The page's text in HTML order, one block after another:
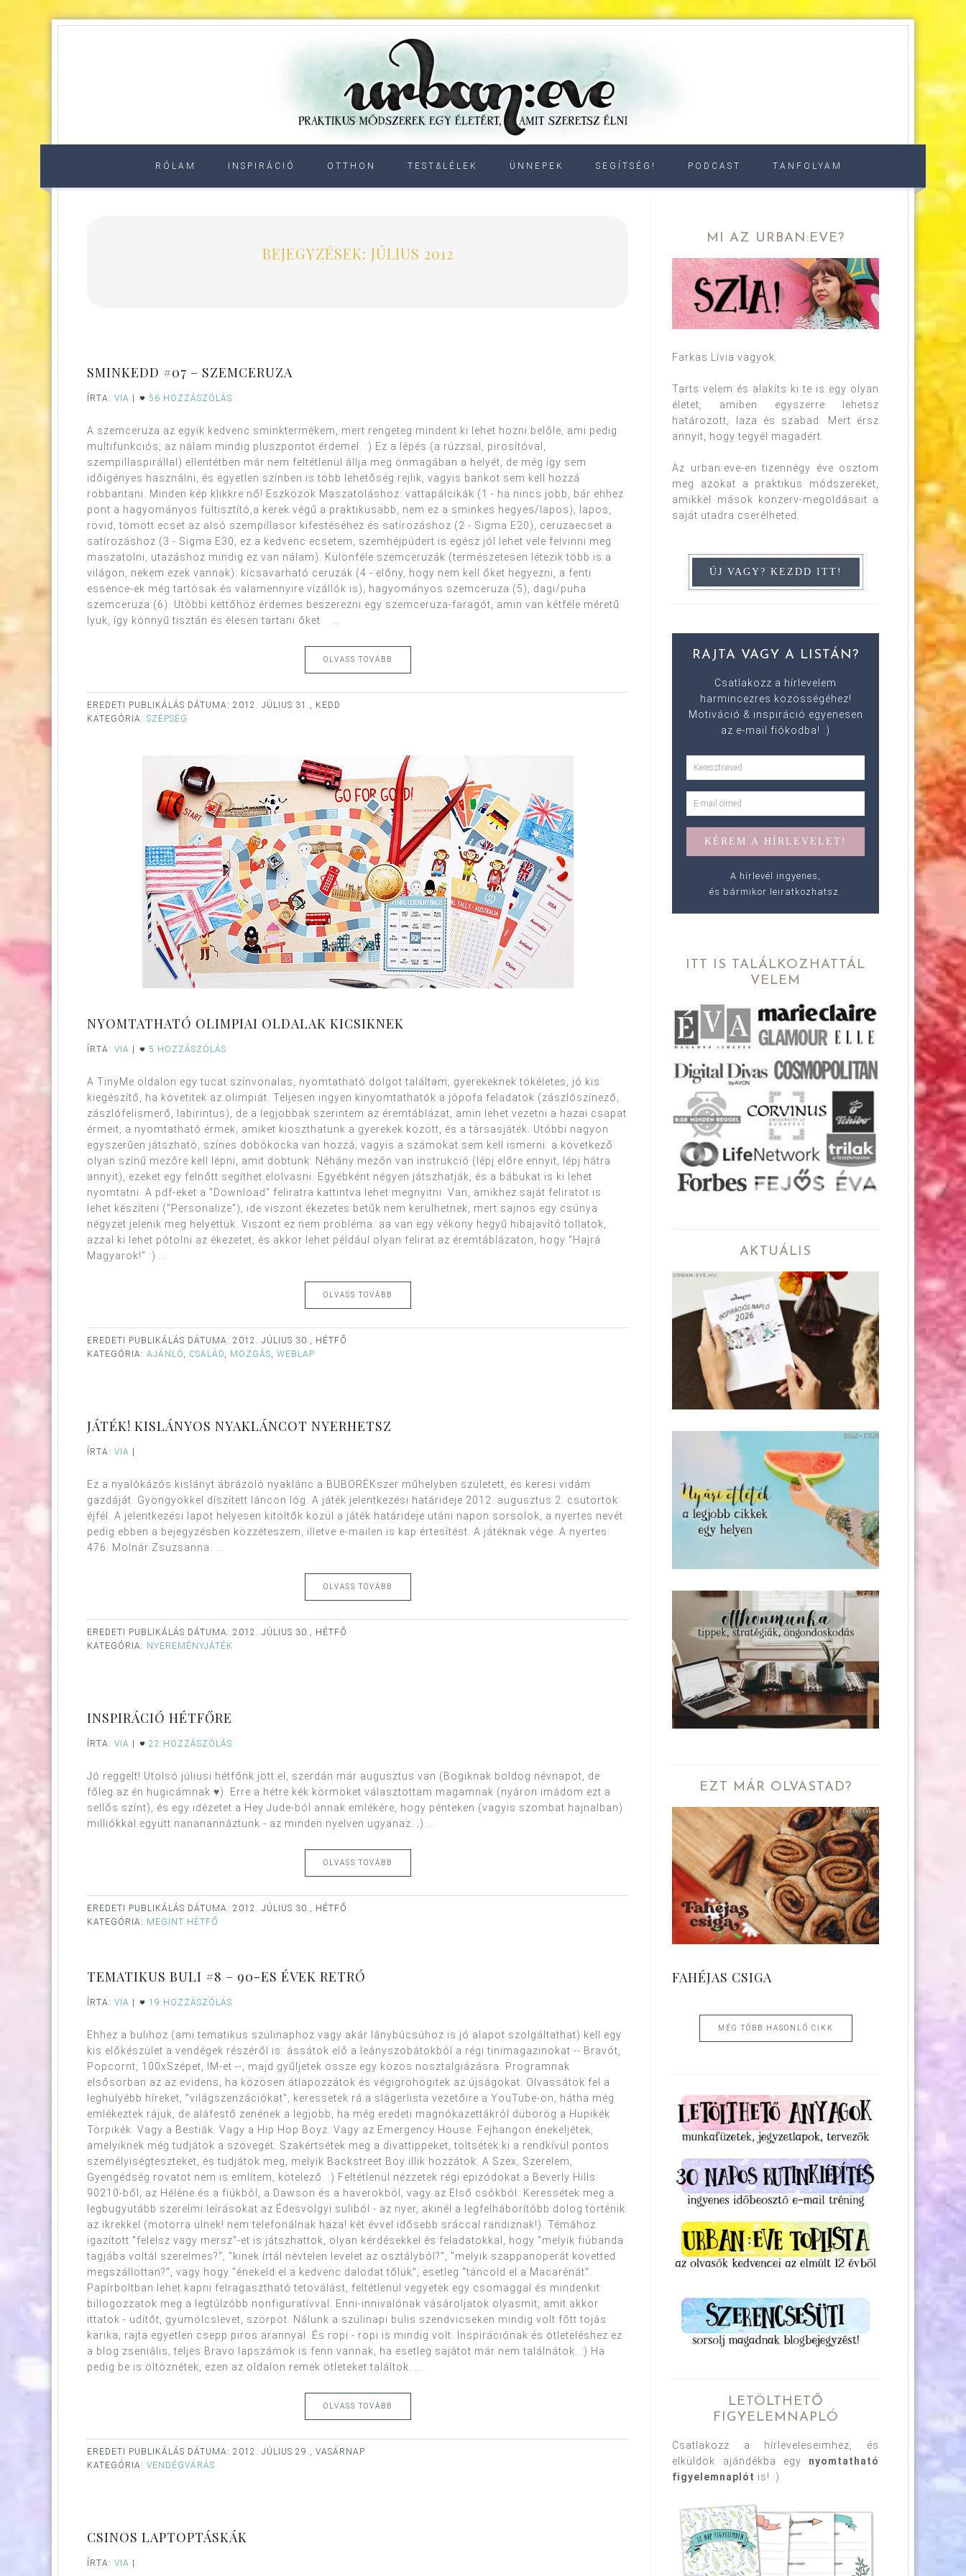
RÓLAM INSPIRÁCIÓ OTTHON TEST&LÉLEK ÜNNEPEK SEGÍTSÉG! PODCAST TANFOLYAM
BEJEGYZÉSEK: JÚLIUS 2012
SMINKEDD #07 – SZEMCERUZA
ÍRTA: VIA 56 HOZZÁSZÓLÁS
A szemceruza az egyik kedvenc sminktermékem, mert rengeteg mindent ki lehet hozni belőle, ami pedig
multifunkciós, az nálam mindig pluszpontot érdemel. :) Ez a lépés (a rúzzsal, pirosítóval,
szempillaspirállal) ellentétben már nem feltétlenül állja meg önmagában a helyét, de még így sem
időigényes használni, és egyetlen színben is több lehetőség rejlik, vagyis bankot sem kell hozzá
robbantani. Minden kép klikkre nő! Eszközök Maszatoláshoz: vattapálcikák (1 - ha nincs jobb, bár ehhez
pont a hagyományos fültisztító,a kerek végű a praktikusabb, nem ez a sminkes hegyes/lapos), lapos,
rövid, tömött ecset az alsó szempillasor kifestéséhez és satírozáshoz (2 - Sigma E20), ceruzaecset a
satírozáshoz (3 - Sigma E30, ez a kedvenc ecsetem, szemhéjpúdert is egész jól lehet vele felvinni meg
maszatolni, utazáshoz mindig ez van nálam). Különféle szemceruzák (természetesen létezik több is a
világon, nekem ezek vannak): kicsavarható ceruzák (4 - előny, hogy nem kell őket hegyezni, a fenti
essence-ek még tartósak és valamennyire vízállók is), hagyományos szemceruza (5), dagi/puha
szemceruza (6). Utóbbi kettőhöz érdemes beszerezni egy szemceruza-faragót, amin van kétféle méretű
lyuk, így könnyű tisztán és élesen tartani őket. ...
OLVASS TOVÁBB
EREDETI PUBLIKÁLÁS DÁTUMA: 2012. JÚLIUS 31., KEDD
KATEGÓRIA: SZÉPSÉG
NYOMTATHATÓ OLIMPIAI OLDALAK KICSIKNEK
ÍRTA: VIA 5 HOZZÁSZÓLÁS
A TinyMe oldalon egy tucat színvonalas, nyomtatható dolgot találtam, gyerekeknek tökéletes, jó kis
kiegészítő, ha követitek az olimpiát. Teljesen ingyen kinyomtathatók a jópofa feladatok (zászlószínező,
zászlófelismerő, labirintus), de a legjobbak szerintem az éremtáblázat, amin lehet vezetni a hazai csapat
érmeit, a nyomtatható érmek, amiket kioszthatunk a gyerekek között, és a társasjáték. Utóbbi nagyon
egyszerűen játszható, színes dobókocka van hozzá, vagyis a számokat sem kell ismerni: a következő
olyan színű mezőre kell lépni, amit dobtunk. Néhány mezőn van instrukció (lépj előre ennyit, lépj hátra
annyit), ezeket egy felnőtt segíthet elolvasni. Egyébként négyen játszhatják, és a bábukat is ki lehet
nyomtatni. A pdf-eket a "Download" feliratra kattintva lehet megnyitni. Van, amikhez saját feliratot is
lehet készíteni ("Personalize"), ide viszont ékezetes betűk nem kerülhetnek, mert sajnos egy csúnya
négyzet jelenik meg helyettük. Viszont ez nem probléma: aa van egy vékony hegyű hibajavító tollatok,
azzal ki lehet pótolni az ékezetet, és akkor lehet például olyan felirat az éremtáblázaton, hogy "Hajrá
Magyarok!" :) ...
OLVASS TOVÁBB
EREDETI PUBLIKÁLÁS DÁTUMA: 2012. JÚLIUS 30., HÉTFŐ
KATEGÓRIA: AJÁNLÓ, CSALÁD, MOZGÁS, WEBLAP
JÁTÉK! KISLÁNYOS NYAKLÁNCOT NYERHETSZ
ÍRTA: VIA
Ez a nyalókázós kislányt ábrázoló nyaklánc a BUBORÉKszer műhelyben született, és keresi vidám
gazdáját. Gyöngyökkel díszített láncon lóg. A játék jelentkezési határideje 2012. augusztus 2. csütörtök
éjfél. A jelentkezési lapot helyesen kitöltők közül a játék határideje utáni napon sorsolok, a nyertes nevét
pedig ebben a bejegyzésben közzéteszem, illetve e-mailen is kap értesítést. A játéknak vége. A nyertes:
476. Molnár Zsuzsanna. ...
OLVASS TOVÁBB
EREDETI PUBLIKÁLÁS DÁTUMA: 2012. JÚLIUS 30., HÉTFŐ
KATEGÓRIA: NYEREMÉNYJÁTÉK
INSPIRÁCIÓ HÉTFŐRE
ÍRTA: VIA 22 HOZZÁSZÓLÁS
Jó reggelt! Utolsó júliusi hétfőnk jött el, szerdán már augusztus van (Bogiknak boldog névnapot, de
főleg az én hugicámnak ♥). Erre a hétre kék körmöket választottam magamnak (nyáron imádom ezt a
sellős színt), és egy idézetet a Hey Jude-ból annak emlékére, hogy pénteken (vagyis szombat hajnalban)
milliókkal együtt nananannáztunk - az minden nyelven ugyanaz. ;) ...
OLVASS TOVÁBB
EREDETI PUBLIKÁLÁS DÁTUMA: 2012. JÚLIUS 30., HÉTFŐ
KATEGÓRIA: MEGINT HÉTFŐ
TEMATIKUS BULI #8 – 90-ES ÉVEK RETRÓ
ÍRTA: VIA 19 HOZZÁSZÓLÁS
Ehhez a bulihoz (ami tematikus szülinaphoz vagy akár lánybúcsúhoz is jó alapot szolgáltathat) kell egy
kis előkészület a vendégek részéről is: ássátok elő a leányszobátokból a régi tinimagazinokat -- Bravót,
Popcornt, 100xSzépet, IM-et --, majd gyűljetek össze egy közös nosztalgiázásra. Programnak
elsősorban az az evidens, ha közösen átlapozzátok és végigröhögitek az újságokat. Olvassátok fel a
leghülyébb híreket, "világszenzációkat", keressetek rá a slágerlista vezetőire a YouTube-on, hátha még
emlékeztek rájuk, de aláfestő zenének a legjobb, ha még eredeti magnókazettákról dübörög a Hupikék
Törpikék. Vagy a Bestiák. Vagy a Hip Hop Boyz. Vagy az Emergency House. Fejhangon énekeljétek,
amelyiknek még tudjátok a szövegét. Szakértsétek meg a divattippeket, töltsétek ki a rendkívül pontos
személyiségteszteket, és tudjátok meg, melyik Backstreet Boy illik hozzátok. A Szex, Szerelem,
Gyengédség rovatot nem is említem, kötelező. :) Feltétlenül nézzetek régi epizódokat a Beverly Hills
90210-ből, az Hélène és a fiúkból, a Dawson és a haverokból, vagy az Első csókból. Keressétek meg a
legbugyutább szerelmi leírásokat az Édesvölgyi suliból - az nyer, akinél a legfelháborítóbb dolog történik
az ikrekkel (motorra ülnek! nem telefonálnak haza! két évvel idősebb sráccal randiznak!). Témához
igazított "felelsz vagy mersz"-et is játszhattok, olyan kérdésekkel és feladatokkal, hogy "melyik fiúbanda
tagjába voltál szerelmes?", "kinek írtál névtelen levelet az osztályból?", "melyik szappanoperát követted
megszállottan?", vagy hogy "énekeld el a kedvenc dalodat tőlük", esetleg "táncold el a Macarénát".
Papírboltban lehet kapni felragasztható tetoválást, feltétlenül vegyetek egy csomaggal és mindenkit
billogozzatok meg a legtúlzóbb nonfiguratívval. Enni-innivalónak vásároljatok olyasmit, amit akkor
ittatok - üdítőt, gyümölcslevet, szörpöt. Nálunk a szülinapi bulis szendvicseken mindig volt főtt tojás
karika, rajta egyetlen csepp piros arannyal. És ropi - ropi is mindig volt. Inspirációnak és ötleteléshez ez
a blog zseniális, teljes Bravo lapszámok is fenn vannak, ha esetleg sajátot már nem találnátok. :) Ha
pedig be is öltöznétek, ezen az oldalon remek ötleteket találtok. ...
OLVASS TOVÁBB
EREDETI PUBLIKÁLÁS DÁTUMA: 2012. JÚLIUS 29., VASÁRNAP
KATEGÓRIA: VENDÉGVÁRÁS
CSINOS LAPTOPTÁSKÁK
ÍRTA: VIA
MI AZ URBAN:EVE?
Farkas Lívia vagyok.
Tarts velem és alakíts ki te is egy olyan
életet, amiben egyszerre lehetsz
határozott, laza és szabad. Mert érsz
annyit, hogy tegyél magadért.
Az urban:eve-en tizennégy éve osztom
meg azokat a praktikus módszereket,
amikkel mások konzerv-megoldásait a
saját utadra cserélheted.
RAJTA VAGY A LISTÁN?
Csatlakozz a hírlevelem
harmincezres közösségéhez!
Motiváció & inspiráció egyenesen
az e-mail fiókodba! :)
A hírlevél ingyenes,
és bármikor leiratkozhatsz.
ITT IS TALÁLKOZHATTÁL
VELEM
AKTUÁLIS
EZT MÁR OLVASTAD?
FAHÉJAS CSIGA
MÉG TÖBB HASONLÓ CIKK
LETÖLTHETŐ
FIGYELEMNAPLÓ
Csatlakozz a hírleveleseimhez, és
elküldök ajándékba egy nyomtatható
figyelemnaplót is! :)